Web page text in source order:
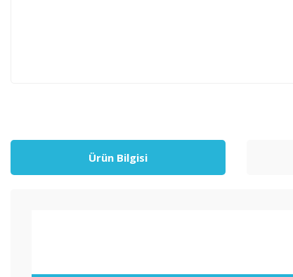
Ürün Bilgisi